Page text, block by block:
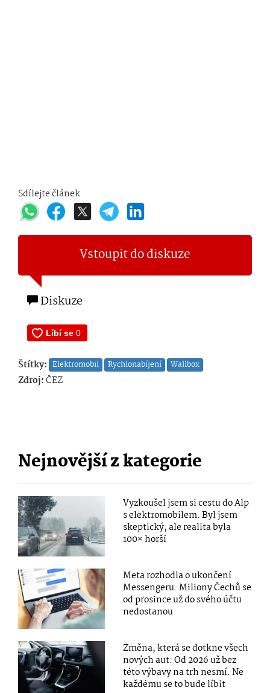
Sdílejte článek
Vstoupit do diskuze
Diskuze
Štítky: Elektromobil Rychlonabíjení Wallbox
Zdroj:ČEZ
Nejnovější z kategorie
Vyzkoušel jsem si cestu do Alp
s elektromobilem. Byl jsem
skeptický, ale realita byla
100× horší
Meta rozhodla o ukončení
Messengeru. Miliony Čechů se
od prosince už do svého účtu
nedostanou
Změna, která se dotkne všech
nových aut: Od 2026 už bez
této výbavy na trh nesmí. Ne
každému se to bude líbit